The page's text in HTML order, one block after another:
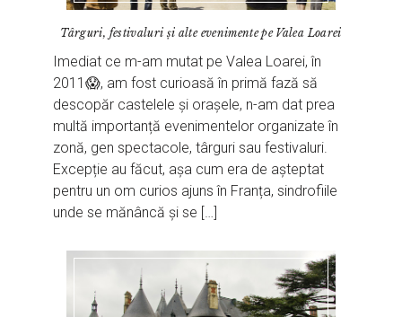
Târguri, festivaluri și alte evenimente pe Valea Loarei
Imediat ce m-am mutat pe Valea Loarei, în
2011😱, am fost curioasă în primă fază să
descopăr castelele și orașele, n-am dat prea
multă importanță evenimentelor organizate în
zonă, gen spectacole, târguri sau festivaluri.
Excepție au făcut, așa cum era de așteptat
pentru un om curios ajuns în Franța, sindrofiile
unde se mănâncă și se […]